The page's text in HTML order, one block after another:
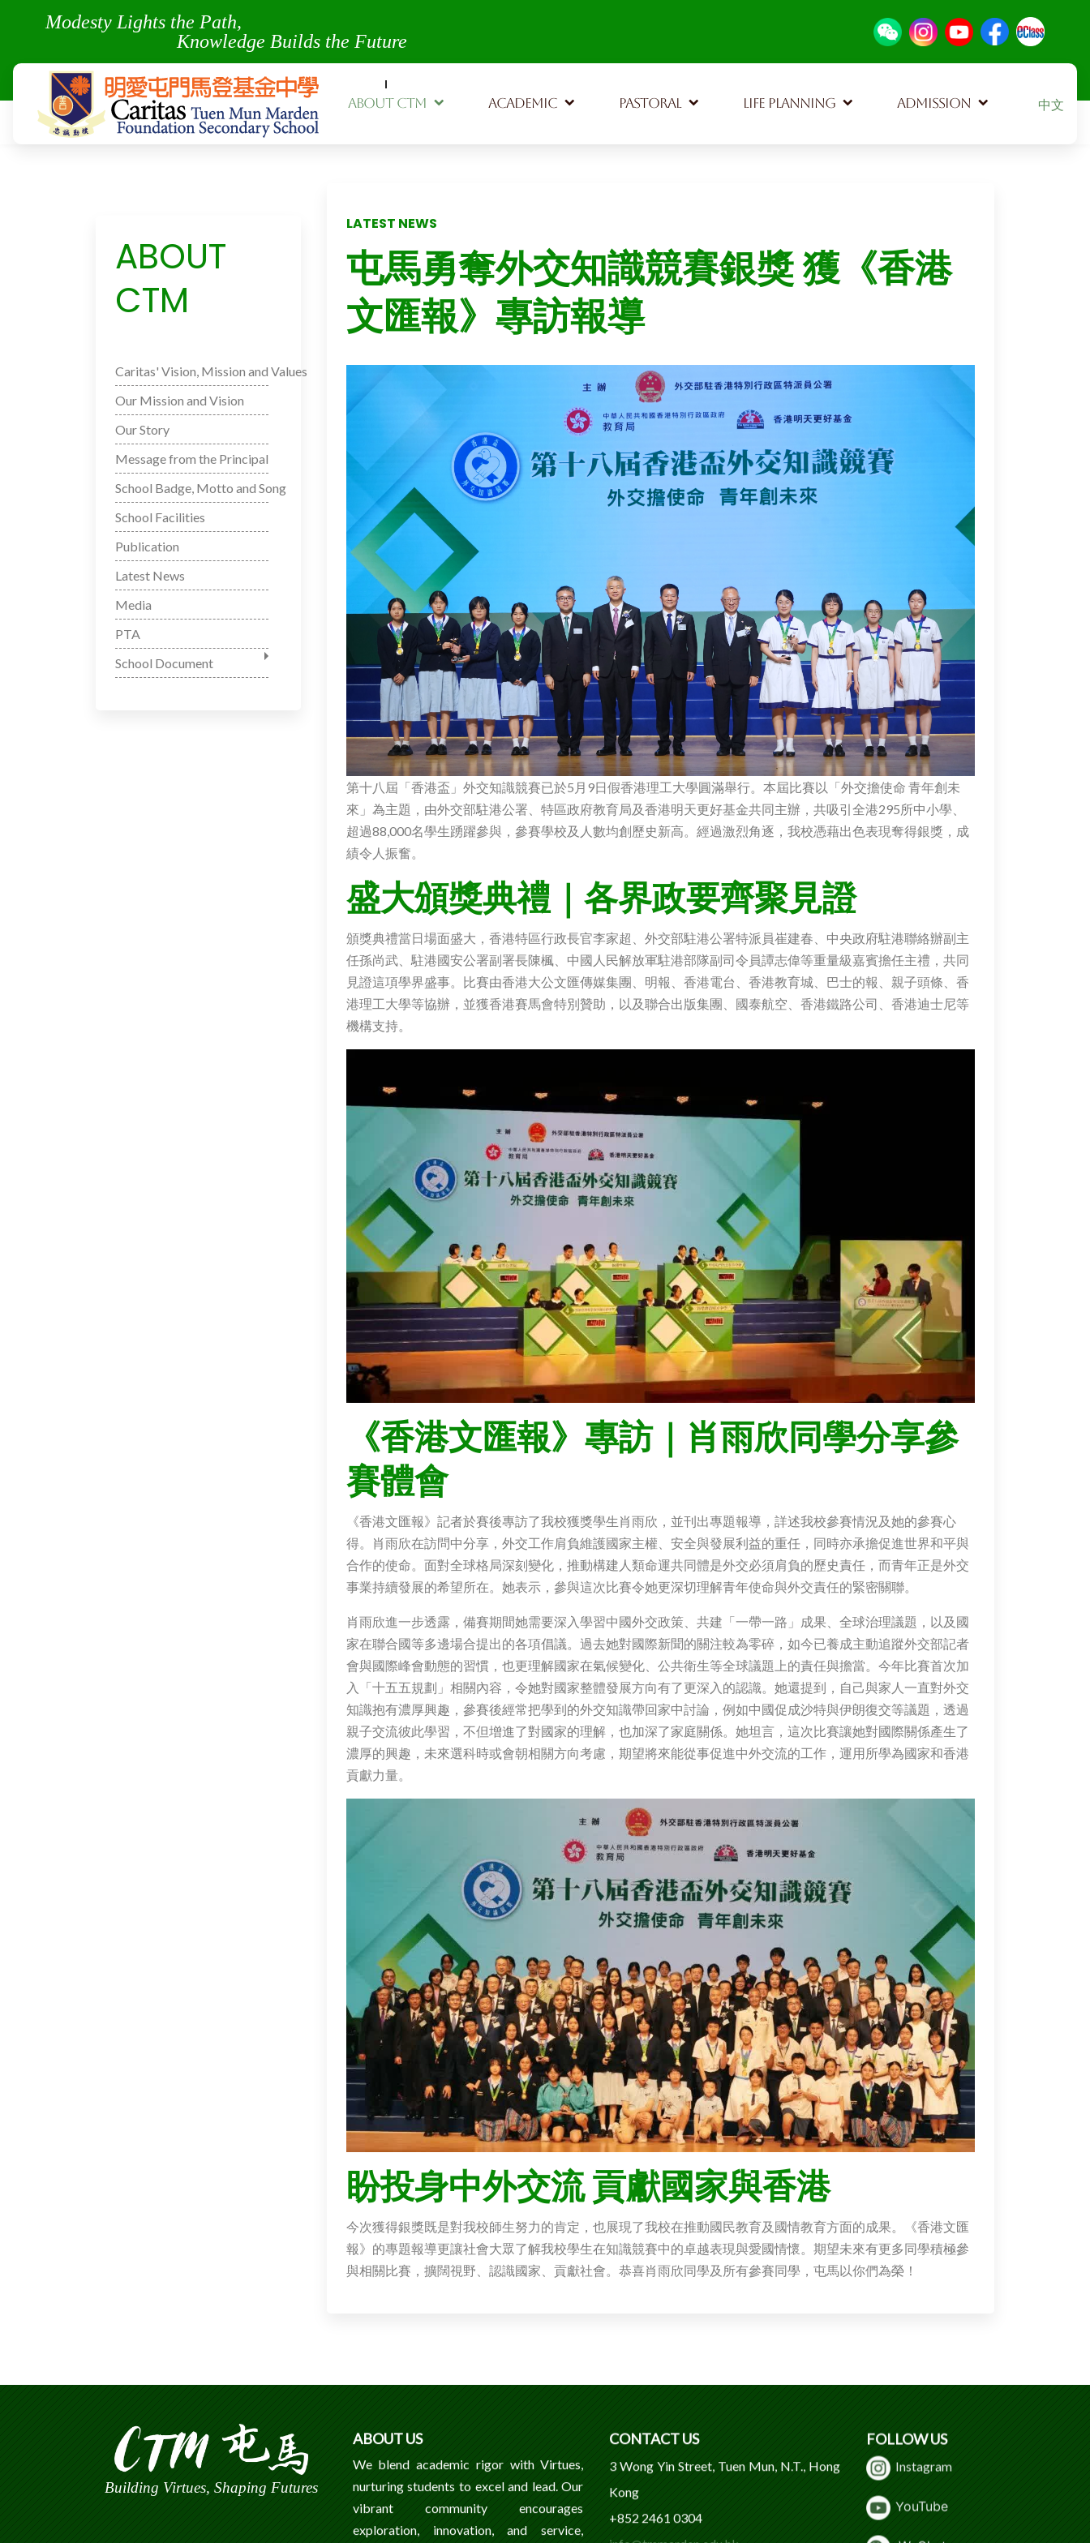
Modesty Lights the Path,
Knowledge Builds the Future
ABOUT CTM ACADEMIC PASTORAL LIFE PLANNING ADMISSION Select
中文
ABOUT
CTM
Caritas' Vision, Mission and Values
Our Mission and Vision
Our Story
Message from the Principal
School Badge, Motto and Song
School Facilities
Publication
Latest News
Media
PTA
School Document
LATEST NEWS
屯馬勇奪外交知識競賽銀獎 獲《香港
文匯報》專訪報導
第十八屆「香港盃」外交知識競賽已於5月9日假香港理工大學圓滿舉行。本屆比賽以「外交擔使命 青年創未
來」為主題，由外交部駐港公署、特區政府教育局及香港明天更好基金共同主辦，共吸引全港295所中小學、
超過88,000名學生踴躍參與，參賽學校及人數均創歷史新高。經過激烈角逐，我校憑藉出色表現奪得銀獎，成
績令人振奮。
盛大頒獎典禮｜各界政要齊聚見證
頒獎典禮當日場面盛大，香港特區行政長官李家超、外交部駐港公署特派員崔建春、中央政府駐港聯絡辦副主
任孫尚武、駐港國安公署副署長陳楓、中國人民解放軍駐港部隊副司令員譚志偉等重量級嘉賓擔任主禮，共同
見證這項學界盛事。比賽由香港大公文匯傳媒集團、明報、香港電台、香港教育城、巴士的報、親子頭條、香
港理工大學等協辦，並獲香港賽馬會特別贊助，以及聯合出版集團、國泰航空、香港鐵路公司、香港迪士尼等
機構支持。
《香港文匯報》專訪｜肖雨欣同學分享參
賽體會
《香港文匯報》記者於賽後專訪了我校獲獎學生肖雨欣，並刊出專題報導，詳述我校參賽情況及她的參賽心
得。肖雨欣在訪問中分享，外交工作肩負維護國家主權、安全與發展利益的重任，同時亦承擔促進世界和平與
合作的使命。面對全球格局深刻變化，推動構建人類命運共同體是外交必須肩負的歷史責任，而青年正是外交
事業持續發展的希望所在。她表示，參與這次比賽令她更深切理解青年使命與外交責任的緊密關聯。
肖雨欣進一步透露，備賽期間她需要深入學習中國外交政策、共建「一帶一路」成果、全球治理議題，以及國
家在聯合國等多邊場合提出的各項倡議。過去她對國際新聞的關注較為零碎，如今已養成主動追蹤外交部記者
會與國際峰會動態的習慣，也更理解國家在氣候變化、公共衛生等全球議題上的責任與擔當。今年比賽首次加
入「十五五規劃」相關內容，令她對國家整體發展方向有了更深入的認識。她還提到，自己與家人一直對外交
知識抱有濃厚興趣，參賽後經常把學到的外交知識帶回家中討論，例如中國促成沙特與伊朗復交等議題，透過
親子交流彼此學習，不但增進了對國家的理解，也加深了家庭關係。她坦言，這次比賽讓她對國際關係產生了
濃厚的興趣，未來選科時或會朝相關方向考慮，期望將來能從事促進中外交流的工作，運用所學為國家和香港
貢獻力量。
盼投身中外交流 貢獻國家與香港
今次獲得銀獎既是對我校師生努力的肯定，也展現了我校在推動國民教育及國情教育方面的成果。《香港文匯
報》的專題報導更讓社會大眾了解我校學生在知識競賽中的卓越表現與愛國情懷。期望未來有更多同學積極參
與相關比賽，擴闊視野、認識國家、貢獻社會。恭喜肖雨欣同學及所有參賽同學，屯馬以你們為榮！
Building Virtues, Shaping Futures
ABOUT US
We blend academic rigor with Virtues,
nurturing students to excel and lead. Our
vibrant community encourages
exploration, innovation, and service,
CONTACT US
3 Wong Yin Street, Tuen Mun, N.T., Hong
Kong
+852 2461 0304
FOLLOW US
Instagram
YouTube